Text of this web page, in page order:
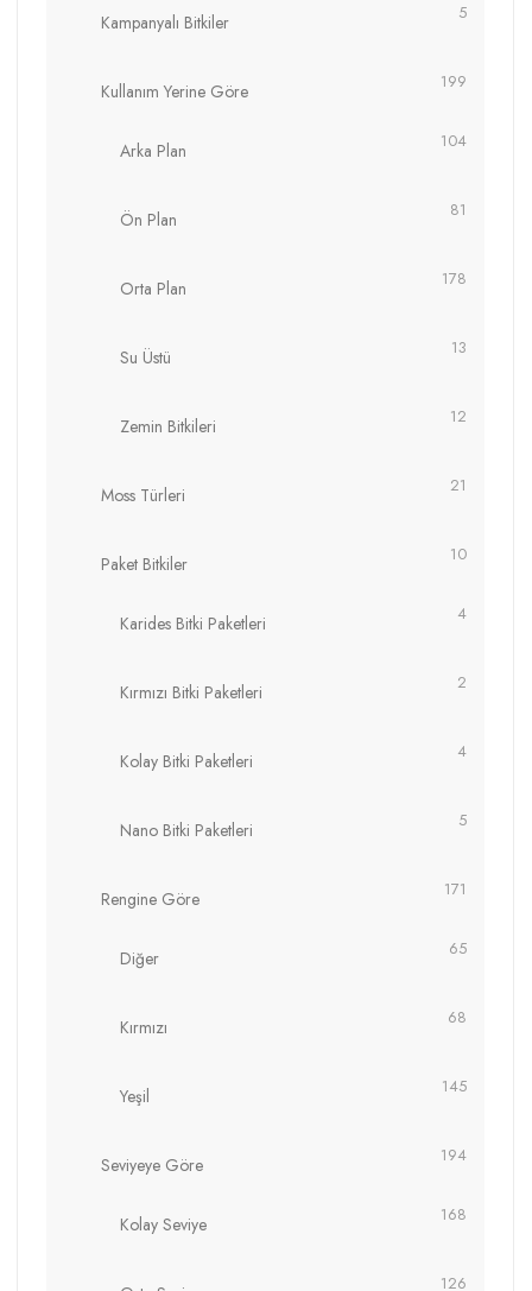
Kampanyalı Bitkiler 5
Kullanım Yerine Göre 199
Arka Plan 104
Ön Plan 81
Orta Plan 178
Su Üstü 13
Zemin Bitkileri 12
Moss Türleri 21
Paket Bitkiler 10
Karides Bitki Paketleri 4
Kırmızı Bitki Paketleri 2
Kolay Bitki Paketleri 4
Nano Bitki Paketleri 5
Rengine Göre 171
Diğer 65
Kırmızı 68
Yeşil 145
Seviyeye Göre 194
Kolay Seviye 168
126